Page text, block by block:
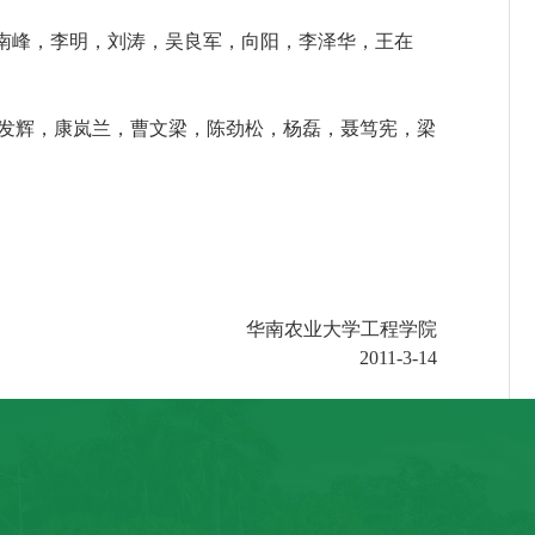
，李明，刘涛，吴良军，向阳，李泽华，王在
辉，康岚兰，曹文梁，陈劲松，杨磊，聂笃宪，梁
华南农业大学工程学院
2011-3-14